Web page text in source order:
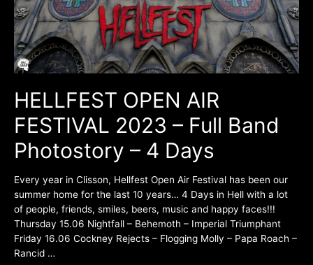
HELLFEST OPEN AIR
FESTIVAL 2023 – Full Band
Photostory – 4 Days
Every year in Clisson, Hellfest Open Air Festival has been our
summer home for the last 10 years… 4 Days in Hell with a lot
of people, friends, smiles, beers, music and happy faces!!!
Thursday 15.06 Nightfall – Behemoth – Imperial Triumphant
Friday 16.06 Cockney Rejects – Flogging Molly – Papa Roach –
Rancid …
Photostory
–
4
Days